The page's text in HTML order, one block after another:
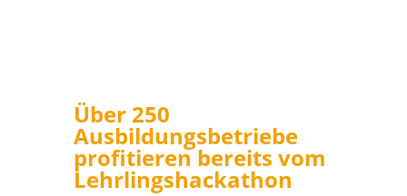
Über 250
Ausbildungsbetriebe
profitieren bereits vom
Lehrlingshackathon